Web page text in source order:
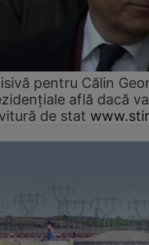
pentru Călin
află dacă
de stat